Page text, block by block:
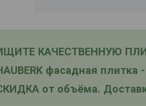
КАЧЕСТВЕННУЮ
фасадная
от объёма.